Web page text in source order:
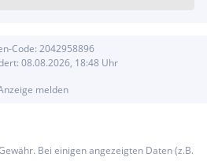
Code: 2042958896
08.08.2026, 18:48 Uhr
melden
Bei einigen angezeigten Daten (z.B.